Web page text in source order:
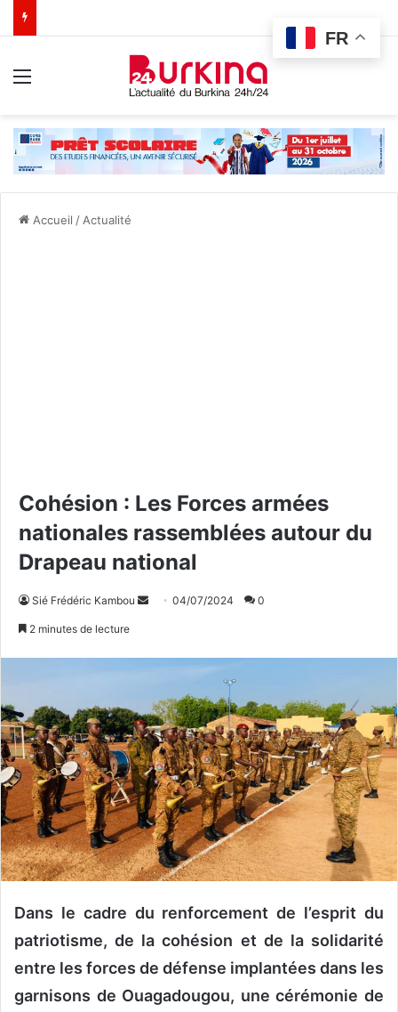
Accueil / Actualité
Cohésion : Les Forces armées
nationales rassemblées autour du
Drapeau national
Sié Frédéric Kambou
e
r
u
n
c
o
u
r
r
e
l
04/07/2024 0
2 minutes de lecture
Dans le cadre du renforcement de l’esprit du
patriotisme, de la cohésion et de la solidarité
entre les forces de défense implantées dans les
garnisons de Ouagadougou, une cérémonie de
FR